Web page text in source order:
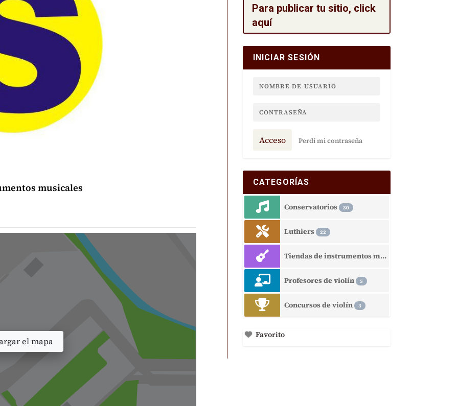
musicales
el mapa
Para publicar tu sitio, click
aquí
INICIAR SESIÓN
Acceso Perdí mi contraseña
CATEGORÍAS
Conservatorios 30
Luthiers 22
Tiendas de instrumentos musicales
Profesores de violín 5
Concursos de violín 3
Favorito